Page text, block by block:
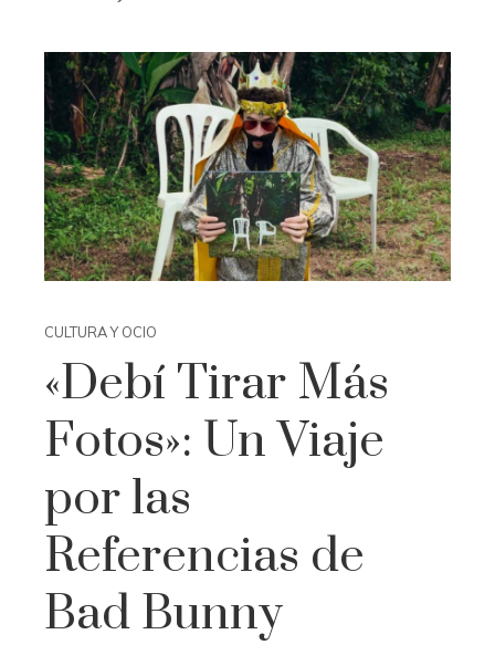
CULTURA Y OCIO
«Debí Tirar Más
Fotos»: Un Viaje
por las
Referencias de
Bad Bunny